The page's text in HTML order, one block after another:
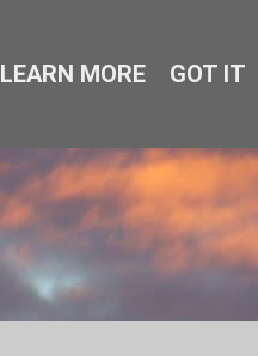
LEARN MORE GOT IT